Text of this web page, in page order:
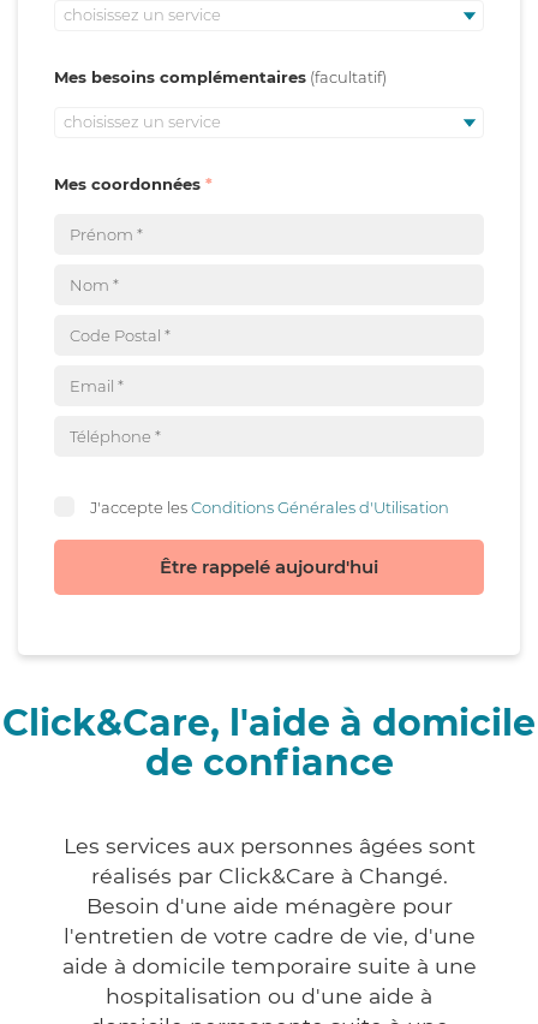
choisissez un service
Mes besoins complémentaires
choisissez un service
Mes coordonnées
J'accepte lesConditions Générales d'Utilisation
Être rappelé aujourd'hui
Click&Care, l'aide à domicile
de confiance
Les services aux personnes âgées sont
réalisés par Click&Care à Changé.
Besoin d'une aide ménagère pour
l'entretien de votre cadre de vie, d'une
aide à domicile temporaire suite à une
hospitalisation ou d'une aide à